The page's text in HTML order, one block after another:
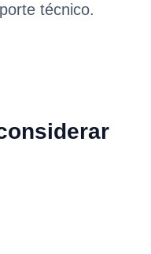
técnico.